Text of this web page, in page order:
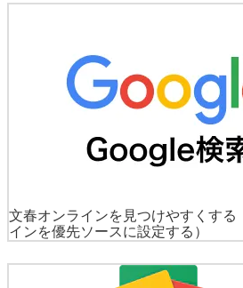
文春オンラインを見つけやすくする
インを優先ソースに設定する）